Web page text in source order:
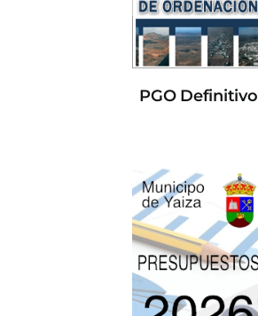
PGO Definitivo